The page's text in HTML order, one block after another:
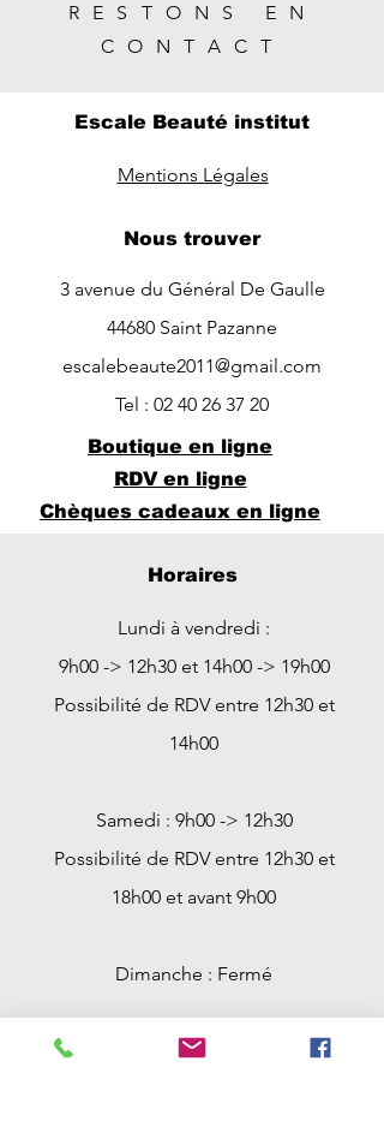
RESTONS EN
CONTACT
Escale Beauté institut
Mentions Légales
Nous trouver
3 avenue du Général De Gaulle
44680 Saint Pazanne
escalebeaute2011@gmail.com
Tel : 02 40 26 37 20
Boutique en ligne
RDV en ligne
Chèques cadeaux en ligne
Horaires
Lundi à vendredi :
9h00 -> 12h30 et 14h00 -> 19h00
Possibilité de RDV entre 12h30 et
14h00
Samedi : 9h00 -> 12h30
Possibilité de RDV entre 12h30 et
18h00 et avant 9h00
Dimanche : Fermé